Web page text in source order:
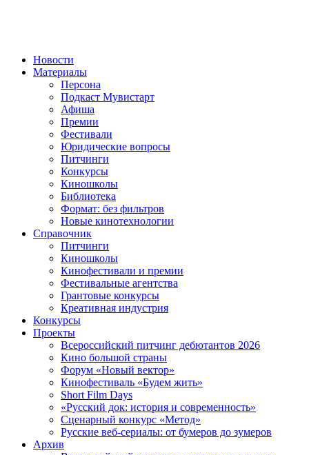
Новости
Материалы
Персона
Подкаст Мувистарт
Афиша
Премии
Фестивали
Юридические вопросы
Питчинги
Конкурсы
Киношколы
Библиотека
Формат: без фильтров
Новые кинотехнологии
Справочник
Питчинги
Киношколы
Кинофестивали и премии
Фестивальные агентства
Грантовые конкурсы
Креативная индустрия
Конкурсы
Проекты
Всероссийский питчинг дебютантов 2026
Кино большой страны
Форум «Новый вектор»
Кинофестиваль «Будем жить»
Short Film Days
«Русский док: история и современность»
Сценарный конкурс «Метод»
Русские веб-сериалы: от бумеров до зумеров
Архив